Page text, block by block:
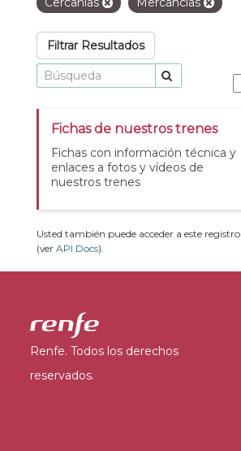
Filtrar Resultados
Fichas de nuestros trenes
Fichas con información técnica y
enlaces a fotos y vídeos de
nuestros trenes
Usted también puede acceder a este
(ver API Docs).
Renfe. Todos los derechos
reservados.